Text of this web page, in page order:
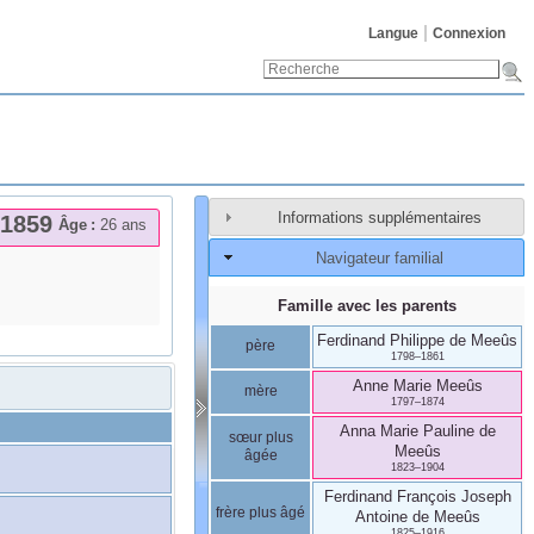
Langue Connexion
Âge : 26 ans
1859 Informations supplémentaires
Navigateur familial
Famille avec les parents
père Ferdinand Philippe de Meeûs
1798–1861
mère Anne Marie Meeûs
1797–1874
sœur plus
âgée
Anna Marie Pauline de
Meeûs
1823–1904
frère plus âgé
Ferdinand François Joseph
Antoine de Meeûs